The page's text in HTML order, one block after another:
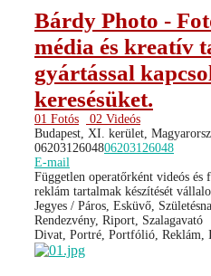
Bárdy Photo -
média és kreatív
gyártással
keresésüket.
01 Fotós
02 Videós
Budapest, XI. kerület,
0620312604806203126048
E-mail
Független operatőrként videós és
reklám tartalmak készítését
Jegyes / Páros, Esküvő,
Rendezvény, Riport, Szalagavató
Divat, Portré, Portfólió, Reklám,